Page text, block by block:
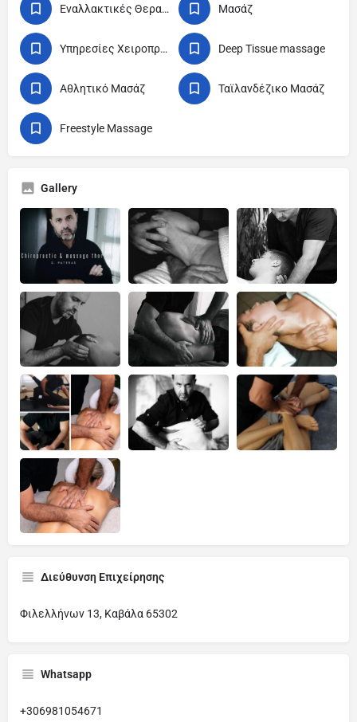
Εναλλακτικές Θεραπείες Μασάζ
Υπηρεσίες Χειροπράκτη Deep Tissue massage
Αθλητικό Μασάζ Ταϊλανδέζικο Μασάζ
Freestyle Massage
Gallery
Διεύθυνση Επιχείρησης
Φιλελλήνων 13, Καβάλα 65302
Whatsapp
+306981054671